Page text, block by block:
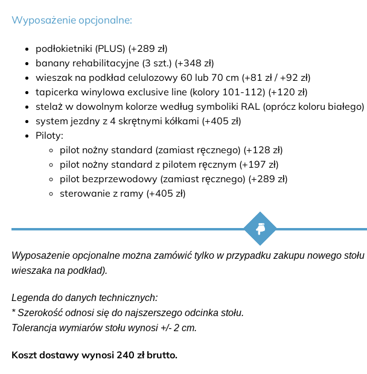
Wyposażenie opcjonalne:
podłokietniki (PLUS) (+289 zł)
banany rehabilitacyjne (3 szt.) (+348 zł)
wieszak na podkład celulozowy 60 lub 70 cm (+81 zł / +92 zł)
tapicerka winylowa exclusive line (kolory 101-112) (+120 zł)
stelaż w dowolnym kolorze według symboliki RAL (oprócz koloru białego)
system jezdny z 4 skrętnymi kółkami (+405 zł)
Piloty:
pilot nożny standard (zamiast ręcznego) (+128 zł)
pilot nożny standard z pilotem ręcznym (+197 zł)
pilot bezprzewodowy (zamiast ręcznego) (+289 zł)
sterowanie z ramy (+405 zł)
Wyposażenie opcjonalne można zamówić tylko w przypadku zakupu nowego
wieszaka na podkład).
Legenda do danych technicznych:
* Szerokość odnosi się do najszerszego odcinka stołu.
Tolerancja wymiarów stołu wynosi +/- 2 cm.
Koszt dostawy wynosi 240 zł brutto.